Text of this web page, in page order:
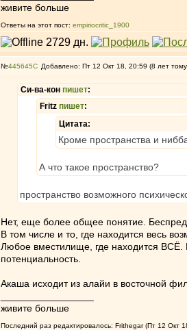
живите больше
Ответы на этот пост: empiriocritic_1900
№445645 Добавлено: Пт 12 Окт 18, 20:59 (8 лет
Си-ва-кон пишет:
Fritz пишет:
Цитата:
Кроме пространства и
А что такое пространство?
пространство возможного
Нет, еще более общее понятие.
В том числе и то, где находится весь
Любое вместилище, где находится ВСЁ.
потенциальность.
Акаша исходит из алайи в восточной
живите больше
Последний раз редактировалось: Frithegar (Пт 12 Окт